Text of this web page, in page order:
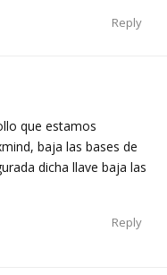
Reply
que estamos
baja las bases de
dicha llave baja las
Reply